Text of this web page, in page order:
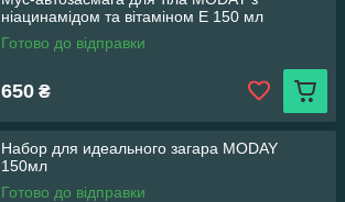
ніацинамідом та вітаміном Е 150 мл
Готово до відправки
650 ₴
Набор для идеального загара MODAY
150мл
Готово до відправки